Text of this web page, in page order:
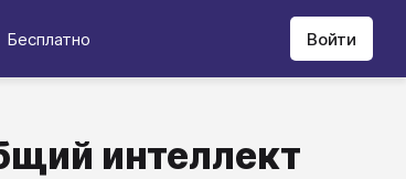
Бесплатно Войти
интеллект